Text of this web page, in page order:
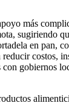
más
sugiriendo
en pan,
costos,
gobiernos